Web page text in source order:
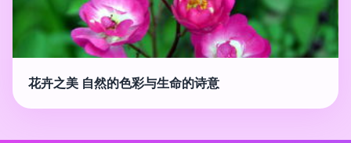
花卉之美 自然的色彩与生命的诗意